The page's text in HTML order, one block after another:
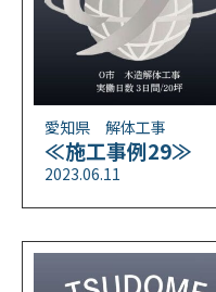
愛知県 解体工事
≪施工事例29≫
2023.06.11